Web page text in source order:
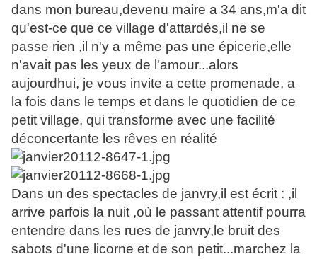
dans mon bureau,devenu maire a 34 ans,m'a dit
qu'est-ce que ce village d'attardés,il ne se
passe rien ,il n'y a même pas une épicerie,elle
n'avait pas les yeux de l'amour...alors
aujourdhui, je vous invite a cette promenade, a
la fois dans le temps et dans le quotidien de ce
petit village, qui transforme avec une facilité
déconcertante les rêves en réalité
Dans un des spectacles de janvry,il est écrit : ,il
arrive parfois la nuit ,où le passant attentif pourra
entendre dans les rues de janvry,le bruit des
sabots d'une licorne et de son petit...marchez la